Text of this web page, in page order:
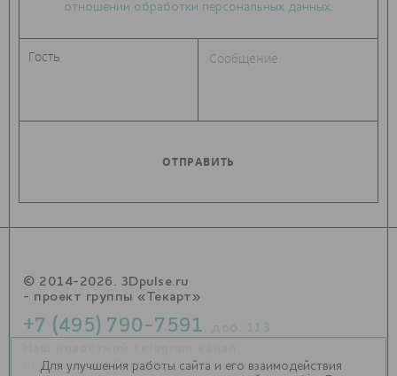
отношении обработки персональных данных.
© 2014-2026. 3Dpulse.ru
- проект группы «Текарт»
+7 (495) 790-7591
https://t.me/Techart_CaseStudy
Для улучшения работы сайта и его взаимодействия